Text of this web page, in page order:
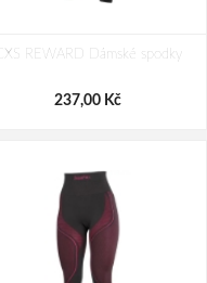
CXS REWARD Dámské spodky
237,00 Kč